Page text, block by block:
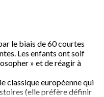
le biais de 60 courtes
Les enfants ont soif
» et de réagir à
classique européenne qui
(elle préfère définir